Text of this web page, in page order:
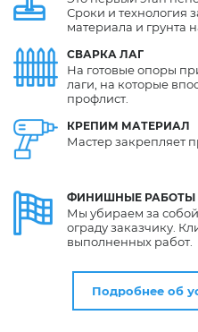
СВАРКА ЛАГ
КРЕПИМ МАТЕРИАЛ
ФИНИШНЫЕ РАБОТЫ
Сроки и технология
материала и грунта
На готовые опоры
лаги, на которые
профлист.
Мастер закрепляет
Мы убираем за
ограду заказчику.
выполненных работ.
Подробнее об